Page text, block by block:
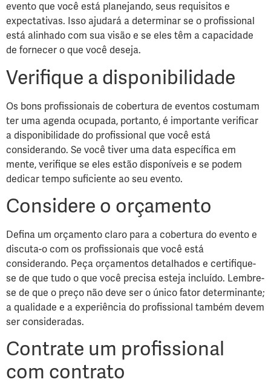
evento que você está planejando, seus requisitos e
expectativas. Isso ajudará a determinar se o profissional
está alinhado com sua visão e se eles têm a capacidade
de fornecer o que você deseja.
Verifique a disponibilidade
Os bons profissionais de cobertura de eventos costumam
ter uma agenda ocupada, portanto, é importante verificar
a disponibilidade do profissional que você está
considerando. Se você tiver uma data específica em
mente, verifique se eles estão disponíveis e se podem
dedicar tempo suficiente ao seu evento.
Considere o orçamento
Defina um orçamento claro para a cobertura do evento e
discuta-o com os profissionais que você está
considerando. Peça orçamentos detalhados e certifique-
se de que tudo o que você precisa esteja incluído. Lembre-
se de que o preço não deve ser o único fator determinante;
a qualidade e a experiência do profissional também devem
ser consideradas.
Contrate um profissional
com contrato